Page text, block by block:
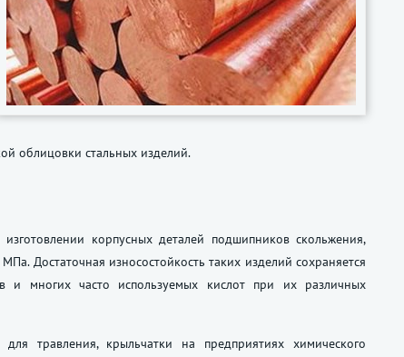
облицовки стальных изделий.
корпусных деталей подшипников скольжения,
Достаточная износостойкость таких изделий сохраняется
и многих часто используемых кислот при их различных
травления, крыльчатки на предприятиях химического